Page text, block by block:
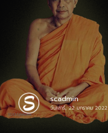
scadmin
วันเสาร์, 22 มกราคม 2022